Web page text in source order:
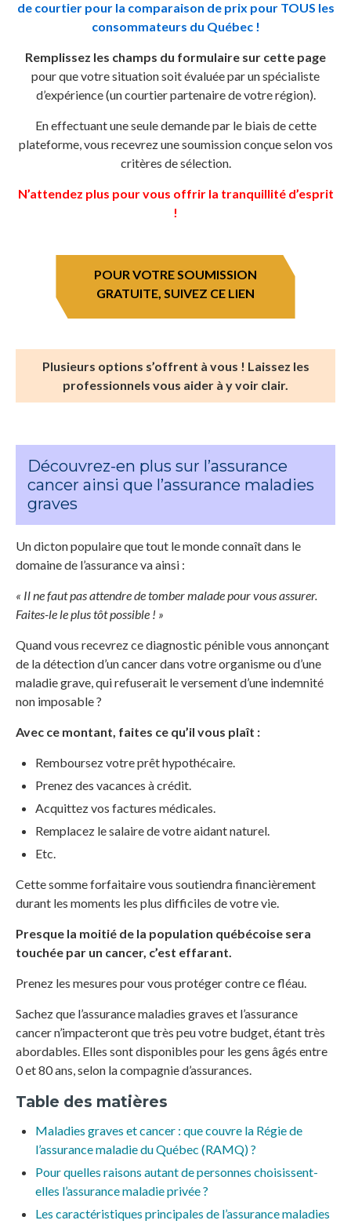
de courtier pour la comparaison de prix pour TOUS les
consommateurs du Québec !
Remplissez les champs du formulaire sur cette page
pour que votre situation soit évaluée par un spécialiste
d’expérience (un courtier partenaire de votre région).
En effectuant une seule demande par le biais de cette
plateforme, vous recevrez une soumission conçue selon vos
critères de sélection.
N’attendez plus pour vous offrir la tranquillité d’esprit
!
POUR VOTRE SOUMISSION
GRATUITE, SUIVEZ CE LIEN
Plusieurs options s’offrent à vous ! Laissez les
professionnels vous aider à y voir clair.
Découvrez-en plus sur l’assurance
cancer ainsi que l’assurance maladies
graves
Un dicton populaire que tout le monde connaît dans le
domaine de l’assurance va ainsi :
« Il ne faut pas attendre de tomber malade pour vous assurer.
Faites-le le plus tôt possible ! »
Quand vous recevrez ce diagnostic pénible vous annonçant
de la détection d’un cancer dans votre organisme ou d’une
maladie grave, qui refuserait le versement d’une indemnité
non imposable ?
Avec ce montant, faites ce qu’il vous plaît :
Remboursez votre prêt hypothécaire.
Prenez des vacances à crédit.
Acquittez vos factures médicales.
Remplacez le salaire de votre aidant naturel.
Etc.
Cette somme forfaitaire vous soutiendra financièrement
durant les moments les plus difficiles de votre vie.
Presque la moitié de la population québécoise sera
touchée par un cancer, c’est effarant.
Prenez les mesures pour vous protéger contre ce fléau.
Sachez que l’assurance maladies graves et l’assurance
cancer n’impacteront que très peu votre budget, étant très
abordables. Elles sont disponibles pour les gens âgés entre
0 et 80 ans, selon la compagnie d’assurances.
Table des matières
Maladies graves et cancer : que couvre la Régie de
l’assurance maladie du Québec (RAMQ) ?
Pour quelles raisons autant de personnes choisissent-
elles l’assurance maladie privée ?
Les caractéristiques principales de l’assurance maladies